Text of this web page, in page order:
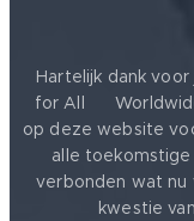
Hartelijk dank
for All ❤️
op deze website
alle toekomstige
verbonden wat nu
kwestie